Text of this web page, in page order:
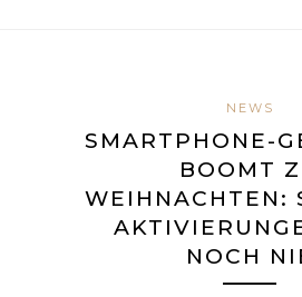
NEWS
SMARTPHONE-
BOOMT
WEIHNACHTEN:
NOCH